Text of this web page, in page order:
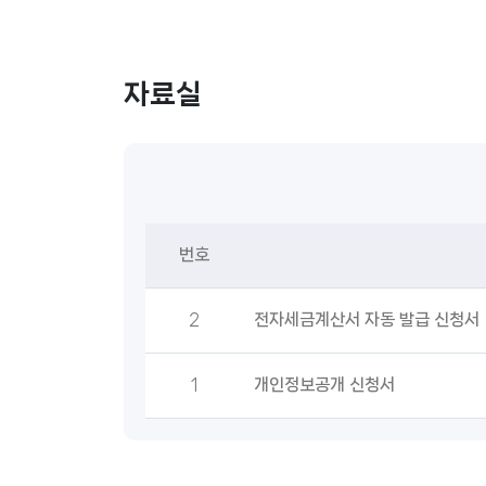
자료실
번호
2 전자세금계산서 자동 발급 신청서
1 개인정보공개 신청서